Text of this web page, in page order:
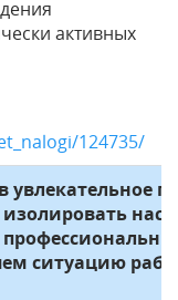
активных
124735/
увлекательное
нас
ситуацию